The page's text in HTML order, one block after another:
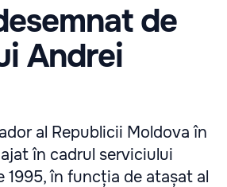
de
Andrei
al Republicii Moldova în
în cadrul serviciului
1995, în funcția de atașat al